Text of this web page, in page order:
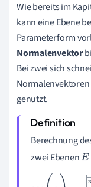
Wie bereits im
kann eine Ebene
Parameterform
Normalenvektor
Bei zwei sich
genutzt.
Berechnung
zwei EbenenE:x